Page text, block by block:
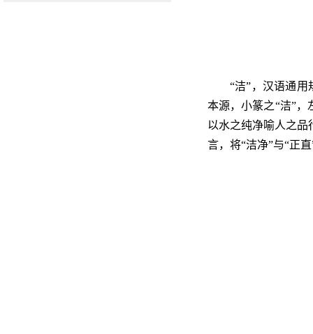
“洁”，汉语通
本源，小篆之“洁”
以水之纯净喻人之品
言，将“洁净”与“正